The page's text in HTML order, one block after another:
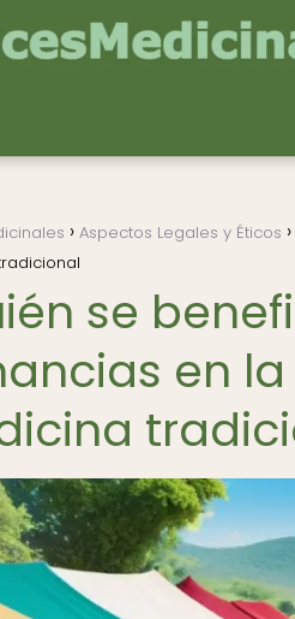
Aspectos Legales y Éticos
se
en